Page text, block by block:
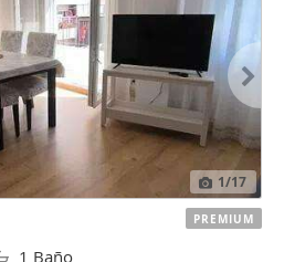
1/17
1 Baño
PREMIUM